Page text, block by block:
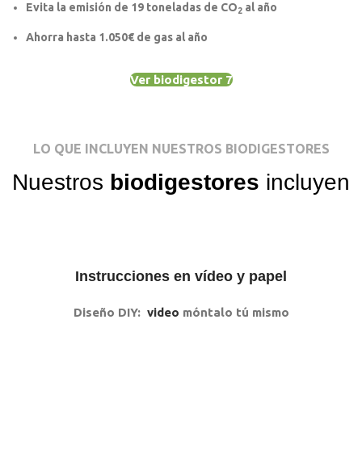
Evita la emisión de 19 toneladas de CO2 al año
Ahorra hasta 1.050€ de gas al año
Ver biodigestor 7
LO QUE INCLUYEN NUESTROS BIODIGESTORES
Nuestros biodigestores incluyen
Instrucciones en vídeo y papel
Diseño DIY: video móntalo tú mismo